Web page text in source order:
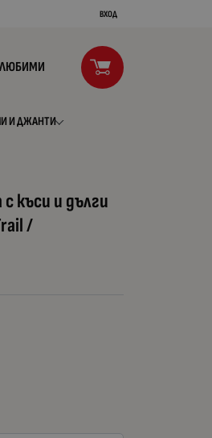
ВХОД
ЛЮБИМИ
И ДЖАНТИ
къси и дълги
/